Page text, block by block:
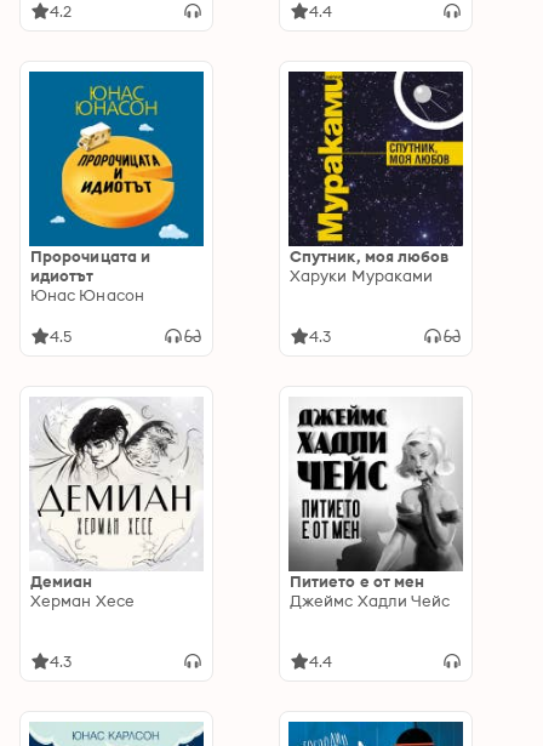
4.2 4.4
Пророчицата и
идиотът
Юнас Юнасон
4.5
Спутник, моя любов
Харуки Мураками
4.3
Демиан
Херман Хесе
4.3
Питието е от мен
Джеймс Хадли Чейс
4.4